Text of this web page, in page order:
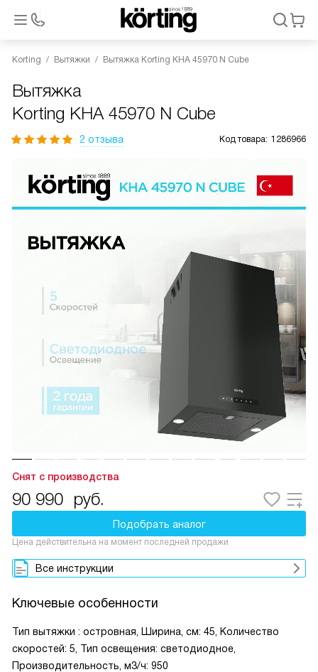
Korting Вытяжки Вытяжка Korting KHA 45970 N Cube
Вытяжка
Korting KHA 45970 N Cube
2 отзыва Код товара: 1286966
Снят с производства
90 990 руб.
Подобрать аналог
Цена действительна на момент последней продажи
Все инструкции
Ключевые особенности
Тип вытяжки : островная, Ширина, см: 45, Количество
скоростей: 5, Тип освещения: светодиодное,
Производительность, м3/ч: 950